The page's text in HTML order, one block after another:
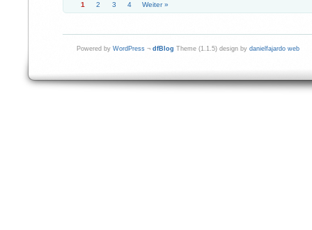
1 2 3 4 Weiter »
Powered by WordPress ¬ dfBlog Theme (1.1.5) design by danielfajardo web